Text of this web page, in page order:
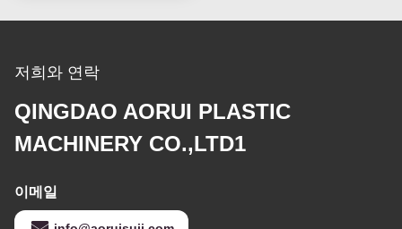
저희와 연락
QINGDAO AORUI PLASTIC
MACHINERY CO.,LTD1
이메일